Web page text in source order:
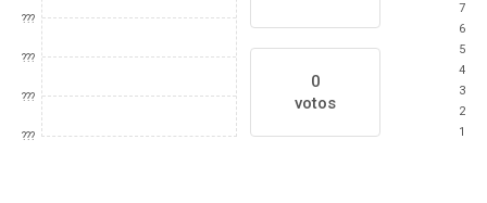
???
???
???
???
0
votos
7
6
5
4
3
2
1